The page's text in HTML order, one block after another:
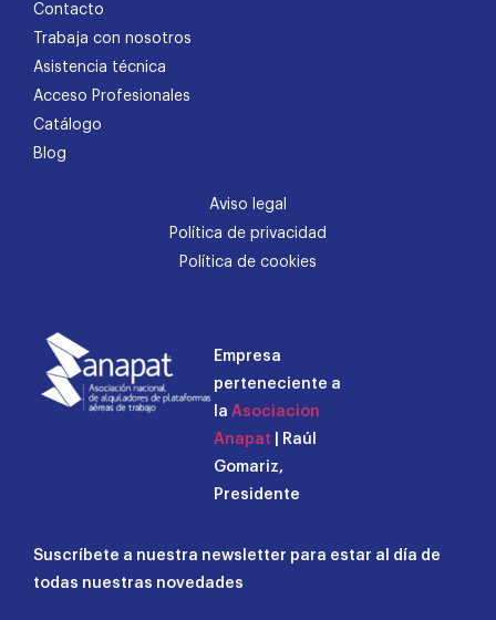
Contacto
Trabaja con nosotros
Asistencia técnica
Acceso Profesionales
Catálogo
Blog
Aviso legal
Política de privacidad
Política de cookies
Empresa
perteneciente a
la Asociacion
Anapat | Raúl
Gomariz,
Presidente
Suscríbete a nuestra newsletter para estar al día de
todas nuestras novedades